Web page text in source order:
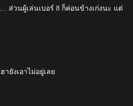
ส่วนผู้เล่นเบอร์ 8 ก็ค่อนข้างเก่งนะ แต่
ยังเอาไม่อยู่เลย